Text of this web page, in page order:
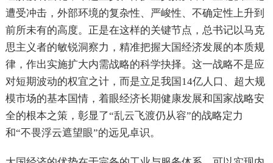
遭受冲击，外部环境的复杂性、严峻性、不确定性上升到
前所未有的高度。正是在这样的关键节点，总书记以马克
思主义者的敏锐洞察力，精准把握大国经济发展的本质规
律，作出实施扩大内需战略的科学抉择。这一战略不是应
对短期波动的权宜之计，而是立足我国14亿人口、超大规
模市场的基本国情，着眼经济长期健康发展和国家战略安
全的根本之策，彰显了“乱云飞渡仍从容”的战略定力
和“不畏浮云遮望眼”的远见卓识。